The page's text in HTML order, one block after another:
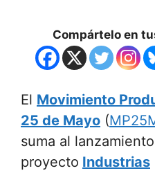
Compártelo en
El Movimiento
25 de Mayo (
suma al
proyecto Industrias